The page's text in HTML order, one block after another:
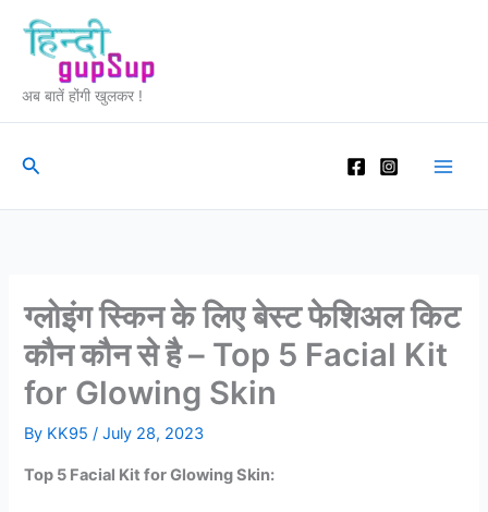
content
अब बातें होंगी खुलकर !
Search
ग्लोइंग स्किन के लिए बेस्ट फेशिअल किट
कौन कौन से है – Top 5 Facial Kit
for Glowing Skin
By KK95/July 28, 2023
Top 5 Facial Kit for Glowing Skin: